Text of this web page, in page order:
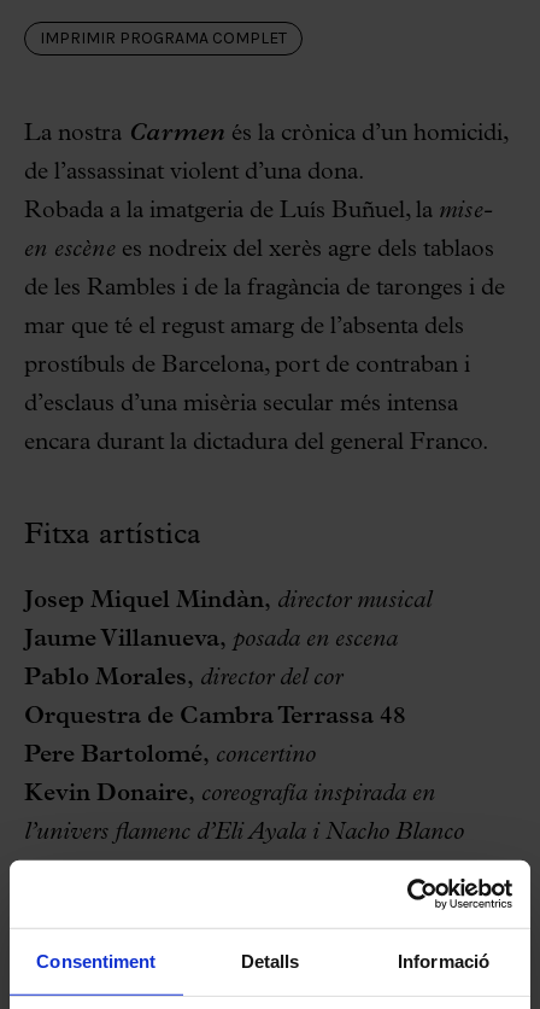
Consentiment Detalls Informació
IMPRIMIR PROGRAMA COMPLET
La nostra Carmen és la crònica d’un homicidi,
de l’assassinat violent d’una dona.
Robada a la imatgeria de Luís Buñuel, la mise-
en escènees nodreix del xerès agre dels tablaos
de les Rambles i de la fragància de taronges i de
mar que té el regust amarg de l’absenta dels
prostíbuls de Barcelona, port de contraban i
d’esclaus d’una misèria secular més intensa
encara durant la dictadura del general Franco.
Fitxa artística
Josep Miquel Mindàn, director musical
Jaume Villanueva, posada en escena
Pablo Morales, director del cor
Orquestra de Cambra Terrassa 48
Pere Bartolomé, concertino
Kevin Donaire, coreografía inspirada en
l’univers flamenc d’Eli Ayala i Nacho Blanco
Òpera Popular de Barcelona, companyia